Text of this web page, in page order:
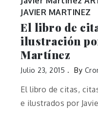
JAVIER MARTINEZ
El libro de
ilustración
Martínez
Julio 23, 2015 By
El libro de citas,
e ilustrados por